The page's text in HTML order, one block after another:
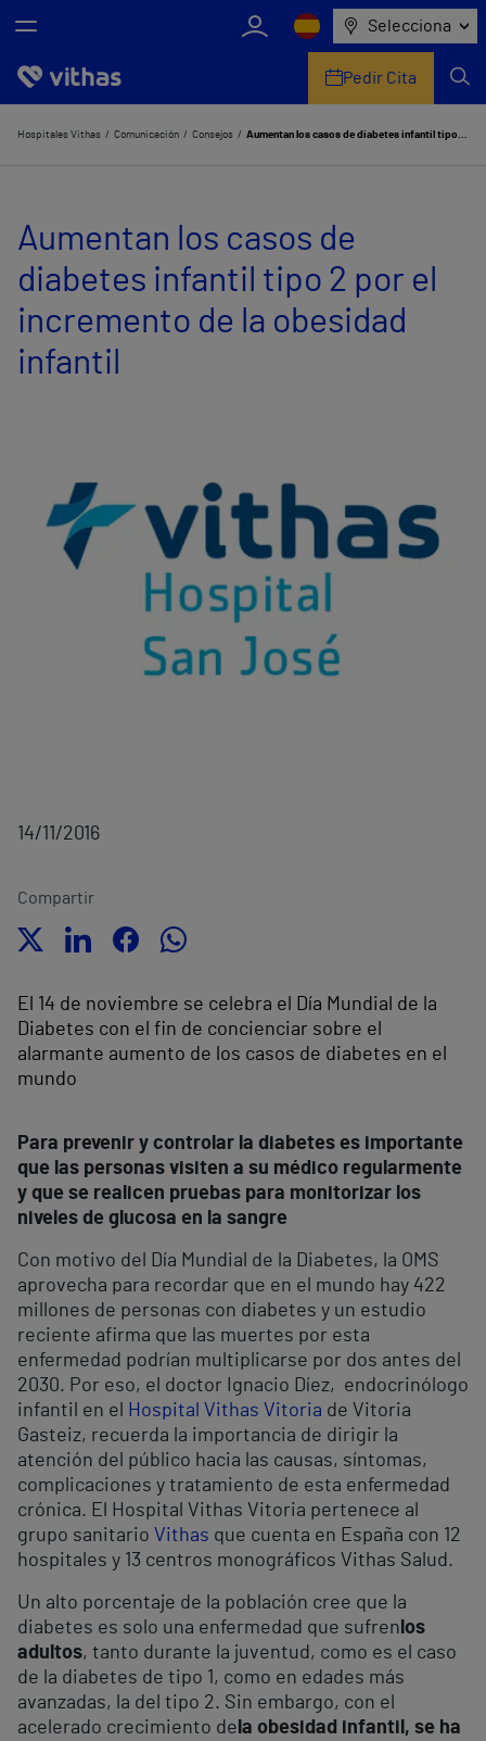
Selecciona
Nosotros
Servicios de salud
Equipo médico y asistencial
Pedir Cita
Hospitales Vithas Comunicación Consejos Aumentan los casos de diabetes infantil tipo 2 por el incremento de la obesidad infantil
Aumentan los casos de
diabetes infantil tipo 2 por el
incremento de la obesidad
infantil
14/11/2016
Compartir
El 14 de noviembre se celebra el Día Mundial de la
Diabetes con el fin de concienciar sobre el
alarmante aumento de los casos de diabetes en el
mundo
Para prevenir y controlar la diabetes es importante
que las personas visiten a su médico regularmente
y que se realicen pruebas para monitorizar los
niveles de glucosa en la sangre
Con motivo del Día Mundial de la Diabetes, la OMS
aprovecha para recordar que en el mundo hay 422
millones de personas con diabetes y un estudio
reciente afirma que las muertes por esta
enfermedad podrían multiplicarse por dos antes del
2030. Por eso, el doctor Ignacio Díez, endocrinólogo
infantil en el
Hospital Vithas Vitoria de Vitoria
Gasteiz, recuerda la importancia de dirigir la
atención del público hacia las causas, síntomas,
complicaciones y tratamiento de esta enfermedad
crónica. El Hospital Vithas Vitoria pertenece al
grupo sanitario Vithas que cuenta en España con 12
hospitales y 13 centros monográficos Vithas Salud.
Un alto porcentaje de la población cree que la
diabetes es solo una enfermedad que sufren los
adultos, tanto durante la juventud, como es el caso
de la diabetes de tipo 1, como en edades más
avanzadas, la del tipo 2. Sin embargo, con el
acelerado crecimiento de la obesidad infantil, se ha